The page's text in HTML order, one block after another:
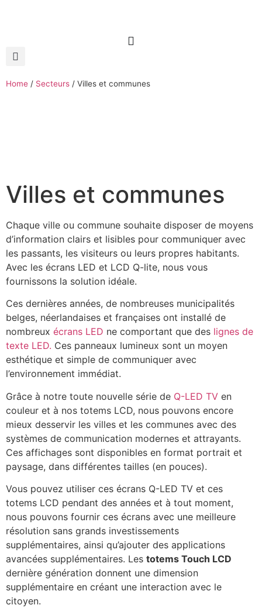
Home / Secteurs / Villes et communes
Villes et communes
Chaque ville ou commune souhaite disposer de moyens
d’information clairs et lisibles pour communiquer avec
les passants, les visiteurs ou leurs propres habitants.
Avec les écrans LED et LCD Q-lite, nous vous
fournissons la solution idéale.
Ces dernières années, de nombreuses municipalités
belges, néerlandaises et françaises ont installé de
nombreux écrans LED ne comportant que des lignes de
texte LED. Ces panneaux lumineux sont un moyen
esthétique et simple de communiquer avec
l’environnement immédiat.
Grâce à notre toute nouvelle série de Q-LED TV en
couleur et à nos totems LCD, nous pouvons encore
mieux desservir les villes et les communes avec des
systèmes de communication modernes et attrayants.
Ces affichages sont disponibles en format portrait et
paysage, dans différentes tailles (en pouces).
Vous pouvez utiliser ces écrans Q-LED TV et ces
totems LCD pendant des années et à tout moment,
nous pouvons fournir ces écrans avec une meilleure
résolution sans grands investissements
supplémentaires, ainsi qu’ajouter des applications
avancées supplémentaires. Les totems Touch LCD
dernière génération donnent une dimension
supplémentaire en créant une interaction avec le
citoyen.